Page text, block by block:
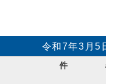
令和7年3月5
件